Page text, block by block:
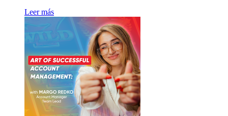
Leer más